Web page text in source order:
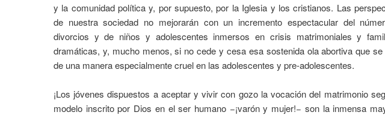
y la comunidad política y, por supuesto, por la Iglesia y los cristianos. Las
de nuestra sociedad no mejorarán con un incremento espectacular del
divorcios y de niños y adolescentes inmersos en crisis matrimoniales y
dramáticas, y, mucho menos, si no cede y cesa esa sostenida ola abortiva que
de una manera especialmente cruel en las adolescentes y pre-adolescentes.
¡Los jóvenes dispuestos a aceptar y vivir con gozo la vocación del matrimonio
modelo inscrito por Dios en el ser humano −¡varón y mujer!− son la inmensa